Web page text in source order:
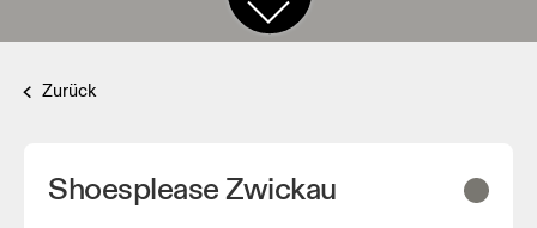
Zurück
Shoesplease Zwickau